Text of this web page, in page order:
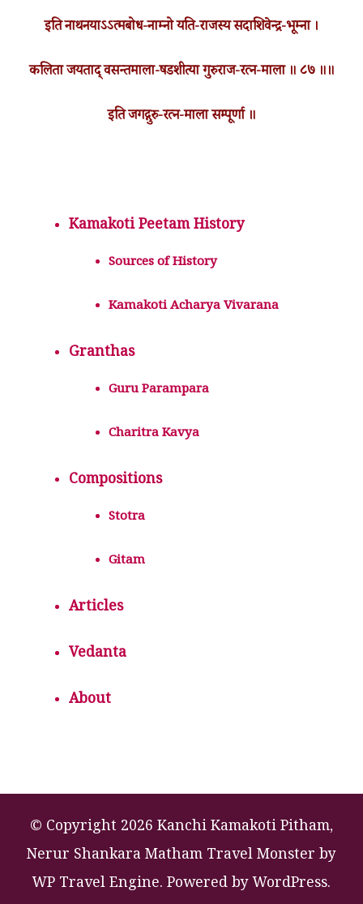
इति नाथनयाऽऽत्मबोध-नाम्नो यति-राजस्य सदाशिवेन्द्र-भूम्ना ।
कलिता जयताद् वसन्तमाला-षडशीत्या गुरुराज-रत्न-माला ॥ ८७ ॥॥
इति जगद्गुरु-रत्न-माला सम्पूर्णा ॥
Kamakoti Peetam History
Sources of History
Kamakoti Acharya Vivarana
Granthas
Guru Parampara
Charitra Kavya
Compositions
Stotra
Gitam
Articles
Vedanta
About
© Copyright 2026 Kanchi Kamakoti Pitham,
Nerur Shankara Matham Travel Monster by
WP Travel Engine. Powered byWordPress.